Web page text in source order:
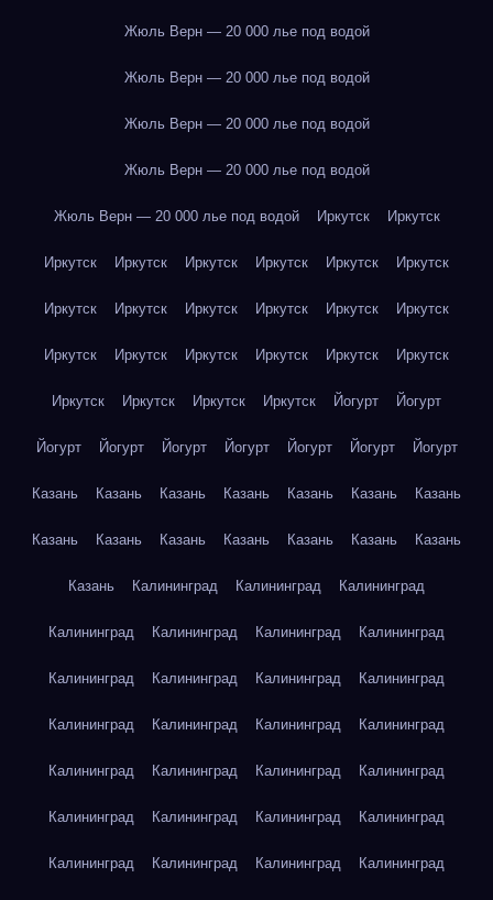
Жюль Верн — 20 000 лье под водой
Жюль Верн — 20 000 лье под водой
Жюль Верн — 20 000 лье под водой
Жюль Верн — 20 000 лье под водой
Жюль Верн — 20 000 лье под водой Иркутск Иркутск
Иркутск Иркутск Иркутск Иркутск Иркутск Иркутск
Иркутск Иркутск Иркутск Иркутск Иркутск Иркутск
Иркутск Иркутск Иркутск Иркутск Иркутск Иркутск
Иркутск Иркутск Иркутск Иркутск Йогурт Йогурт
Йогурт Йогурт Йогурт Йогурт Йогурт Йогурт Йогурт
Казань Казань Казань Казань Казань Казань Казань
Казань Казань Казань Казань Казань Казань Казань
Казань Калининград Калининград Калининград
Калининград Калининград Калининград Калининград
Калининград Калининград Калининград Калининград
Калининград Калининград Калининград Калининград
Калининград Калининград Калининград Калининград
Калининград Калининград Калининград Калининград
Калининград Калининград Калининград Калининград